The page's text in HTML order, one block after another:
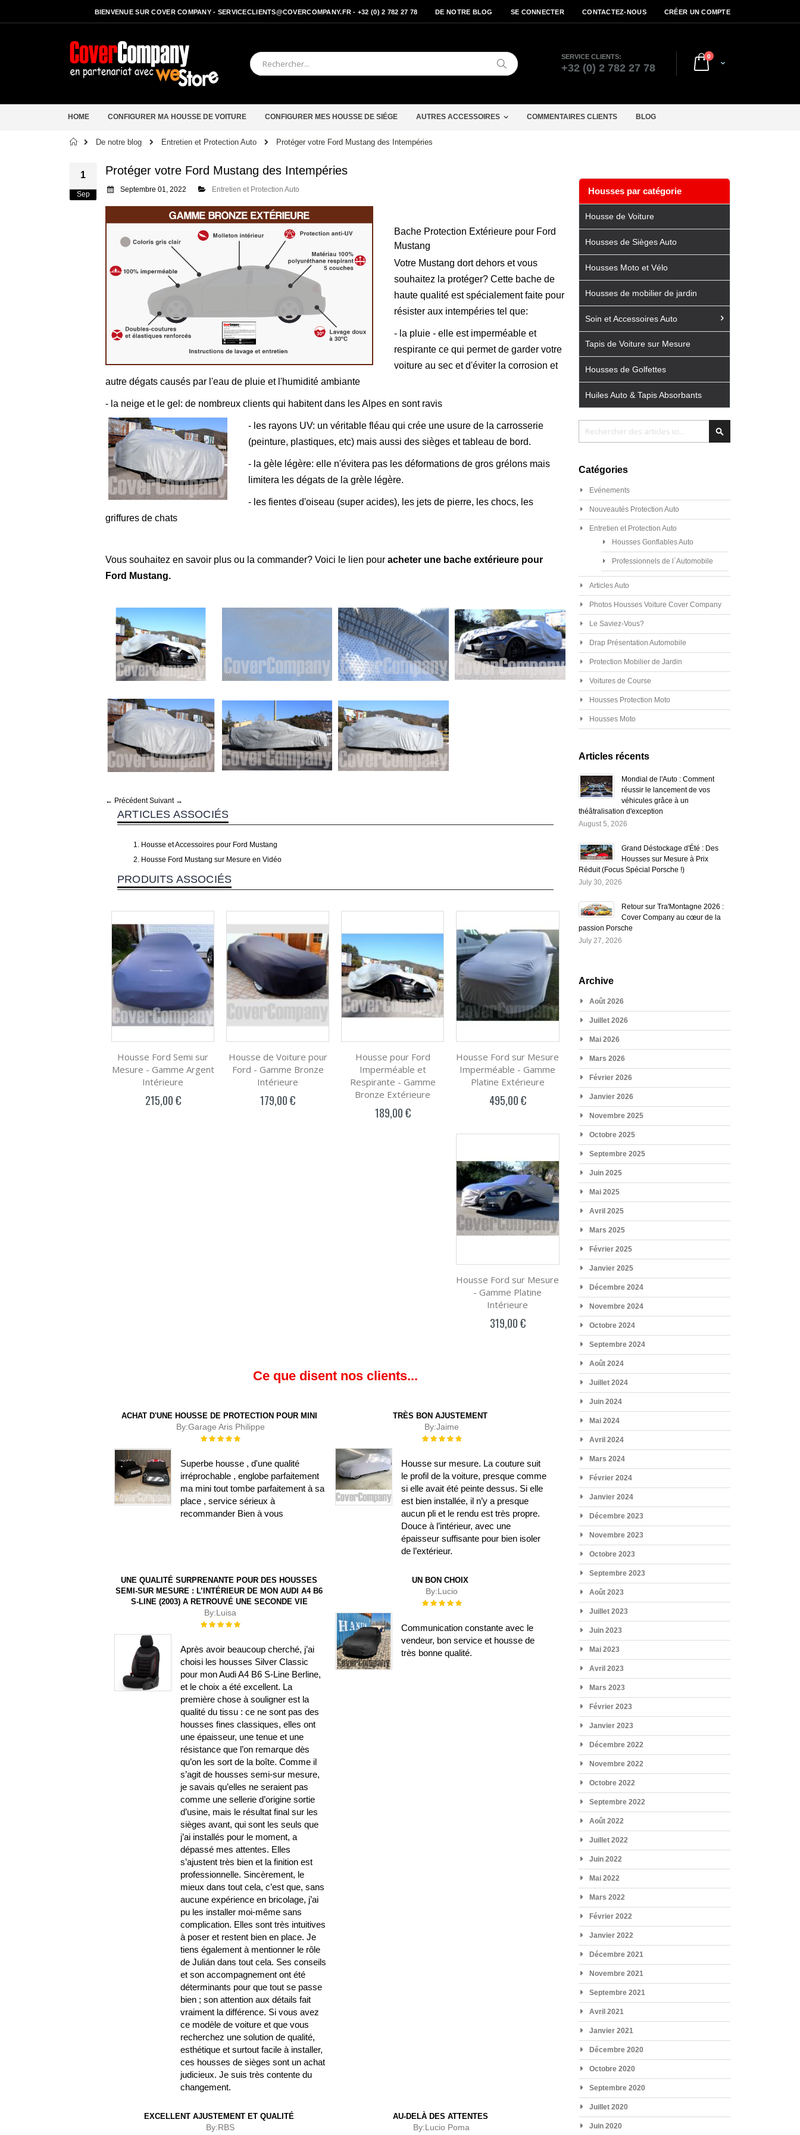
BIENVENUE SUR COVER COMPANY - SERVICECLIENTS@COVERCOMPANY.FR - +32 (0) 2 782 27 78 DE NOTRE BLOG SE CONNECTER CONTACTEZ-NOUS CRÉER UN COMPTE
Cart
0articles
Chercher
SERVICE CLIENTS:
+32 (0) 2 782 27 78
HOME CONFIGURER MA HOUSSE DE VOITURE CONFIGURER MES HOUSSE DE SIÉGE AUTRES ACCESSOIRES COMMENTAIRES CLIENTS BLOG
Accueil
De notre blog Entretien et Protection Auto Protéger votre Ford Mustang des Intempéries
1
Sep
Protéger votre Ford Mustang des Intempéries
Septembre 01, 2022 Entretien et Protection Auto
Bache Protection Extérieure pour Ford
Mustang
Votre Mustang dort dehors et vous
souhaitez la protéger? Cette bache de
haute qualité est spécialement faite pour
résister aux intempéries tel que:
- la pluie - elle est imperméable et
respirante ce qui permet de garder votre
voiture au sec et d'éviter la corrosion et
autre dégats causés par l'eau de pluie et l'humidité ambiante
- la neige et le gel: de nombreux clients qui habitent dans les Alpes en sont ravis
- les rayons UV: un véritable fléau qui crée une usure de la carrosserie
(peinture, plastiques, etc) mais aussi des sièges et tableau de bord.
- la gèle légère: elle n'évitera pas les déformations de gros grélons mais
limitera les dégats de la grèle légère.
- les fientes d'oiseau (super acides), les jets de pierre, les chocs, les
griffures de chats
Vous souhaitez en savoir plus ou la commander? Voici le lien pour acheter une bache extérieure pour
Ford Mustang.
← Précédent Suivant →
ARTICLES ASSOCIÉS
Housse et Accessoires pour Ford Mustang
Housse Ford Mustang sur Mesure en Vidéo
PRODUITS ASSOCIÉS
Housse Ford Semi sur
Mesure - Gamme Argent
Intérieure
215,00 €
Housse de Voiture pour
Ford - Gamme Bronze
Intérieure
179,00 €
Housse pour Ford
Imperméable et
Respirante - Gamme
Bronze Extérieure
189,00 €
Housse Ford sur Mesure
Imperméable - Gamme
Platine Extérieure
495,00 €
Housse Ford sur Mesure
- Gamme Platine
Intérieure
319,00 €
Ce que disent nos clients...
ACHAT D'UNE HOUSSE DE PROTECTION POUR MINI
By:Garage Aris Philippe
Évaluation :
Superbe housse , d'une qualité
irréprochable , englobe parfaitement
ma mini tout tombe parfaitement à sa
place , service sérieux à
recommander Bien à vous
TRÈS BON AJUSTEMENT
By:Jaime
Évaluation :
Housse sur mesure. La couture suit
le profil de la voiture, presque comme
si elle avait été peinte dessus. Si elle
est bien installée, il n’y a presque
aucun pli et le rendu est très propre.
Douce à l’intérieur, avec une
épaisseur suffisante pour bien isoler
de l’extérieur.
UNE QUALITÉ SURPRENANTE POUR DES HOUSSES
SEMI-SUR MESURE : L’INTÉRIEUR DE MON AUDI A4 B6
S-LINE (2003) A RETROUVÉ UNE SECONDE VIE
By:Luisa
Évaluation :
Après avoir beaucoup cherché, j’ai
choisi les housses Silver Classic
pour mon Audi A4 B6 S-Line Berline,
et le choix a été excellent. La
première chose à souligner est la
qualité du tissu : ce ne sont pas des
housses fines classiques, elles ont
une épaisseur, une tenue et une
résistance que l’on remarque dès
qu’on les sort de la boîte. Comme il
s’agit de housses semi-sur mesure,
je savais qu’elles ne seraient pas
comme une sellerie d’origine sortie
d’usine, mais le résultat final sur les
sièges avant, qui sont les seuls que
j’ai installés pour le moment, a
dépassé mes attentes. Elles
s’ajustent très bien et la finition est
professionnelle. Sincèrement, le
mieux dans tout cela, c’est que, sans
aucune expérience en bricolage, j’ai
pu les installer moi-même sans
complication. Elles sont très intuitives
à poser et restent bien en place. Je
tiens également à mentionner le rôle
de Julián dans tout cela. Ses conseils
et son accompagnement ont été
déterminants pour que tout se passe
bien ; son attention aux détails fait
vraiment la différence. Si vous avez
ce modèle de voiture et que vous
recherchez une solution de qualité,
esthétique et surtout facile à installer,
ces housses de sièges sont un achat
judicieux. Je suis très contente du
changement.
UN BON CHOIX
By:Lucio
Évaluation :
Communication constante avec le
vendeur, bon service et housse de
très bonne qualité.
EXCELLENT AJUSTEMENT ET QUALITÉ
By:RBS
AU-DELÀ DES ATTENTES
By:Lucio Poma
Housses par catégorie
Housse de Voiture
Housses de Sièges Auto
Housses Moto et Vélo
Housses de mobilier de jardin
Soin et Accessoires Auto
Tapis de Voiture sur Mesure
Housses de Golfettes
Huiles Auto & Tapis Absorbants
Catégories
Evénements
Nouveautés Protection Auto
Entretien et Protection Auto
Housses Gonflables Auto
Professionnels de l´Automobile
Articles Auto
Photos Housses Voiture Cover Company
Le Saviez-Vous?
Drap Présentation Automobile
Protection Mobilier de Jardin
Voitures de Course
Housses Protection Moto
Housses Moto
Articles récents
Mondial de l'Auto : Comment
réussir le lancement de vos
véhicules grâce à un
théâtralisation d'exception
August 5, 2026
Grand Déstockage d'Été : Des
Housses sur Mesure à Prix
Réduit (Focus Spécial Porsche !)
July 30, 2026
Retour sur Tra'Montagne 2026 :
Cover Company au cœur de la
passion Porsche
July 27, 2026
Archive
Août 2026
Juillet 2026
Mai 2026
Mars 2026
Février 2026
Janvier 2026
Novembre 2025
Octobre 2025
Septembre 2025
Juin 2025
Mai 2025
Avril 2025
Mars 2025
Février 2025
Janvier 2025
Décembre 2024
Novembre 2024
Octobre 2024
Septembre 2024
Août 2024
Juillet 2024
Juin 2024
Mai 2024
Avril 2024
Mars 2024
Février 2024
Janvier 2024
Décembre 2023
Novembre 2023
Octobre 2023
Septembre 2023
Août 2023
Juillet 2023
Juin 2023
Mai 2023
Avril 2023
Mars 2023
Février 2023
Janvier 2023
Décembre 2022
Novembre 2022
Octobre 2022
Septembre 2022
Août 2022
Juillet 2022
Juin 2022
Mai 2022
Mars 2022
Février 2022
Janvier 2022
Décembre 2021
Novembre 2021
Septembre 2021
Avril 2021
Janvier 2021
Décembre 2020
Octobre 2020
Septembre 2020
Juillet 2020
Juin 2020